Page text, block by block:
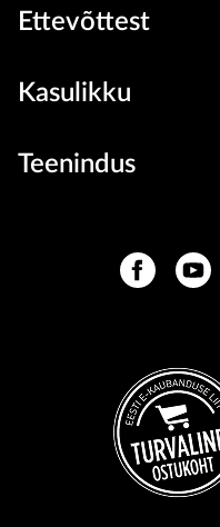
Ettevõttest
Kasulikku
Teenindus